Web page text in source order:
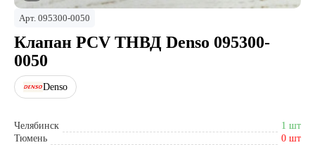
Арт. 095300-0050
Клапан PCV ТНВД Denso 095300-
0050
Denso
Челябинск
1 шт
Тюмень
0 шт